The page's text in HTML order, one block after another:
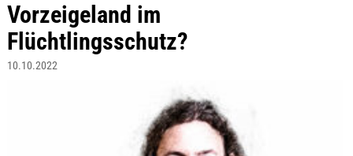
Vorzeigeland im
Flüchtlingsschutz?
10.10.2022